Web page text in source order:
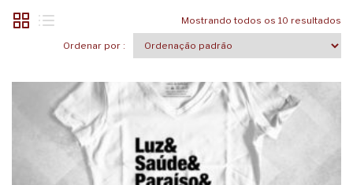
Mostrando todos os 10 resultados
Ordenar por :